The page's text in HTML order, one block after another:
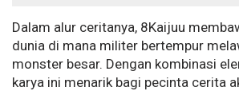
Dalam alur ceritanya, 8Kaijuu
dunia di mana militer bertempur
monster besar. Dengan kombinasi
karya ini menarik bagi pecinta cerita